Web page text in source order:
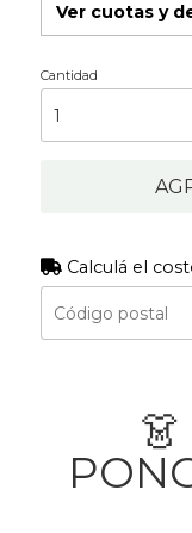
Ver cuotas y
Cantidad
Calculá el